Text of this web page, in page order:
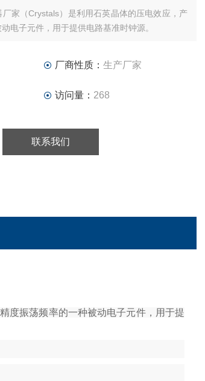
厂家（Crystals）是利用石英晶体的压电效应，产
电子元件，用于提供电路基准时钟源。
厂商性质： 生产厂家
访问量： 268
联系我们
度振荡频率的一种被动电子元件，用于提